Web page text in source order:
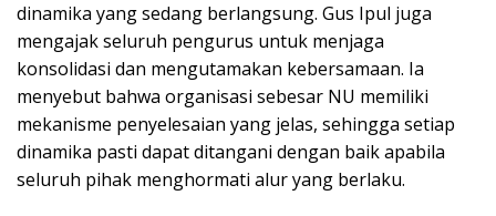
dinamika yang sedang berlangsung. Gus Ipul juga
mengajak seluruh pengurus untuk menjaga
konsolidasi dan mengutamakan kebersamaan. Ia
menyebut bahwa organisasi sebesar NU memiliki
mekanisme penyelesaian yang jelas, sehingga setiap
dinamika pasti dapat ditangani dengan baik apabila
seluruh pihak menghormati alur yang berlaku.